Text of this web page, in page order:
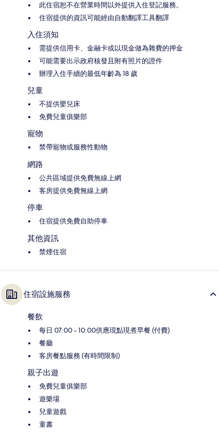
此住宿恕不在營業時間以外提供入住登記服務。
住宿提供的資訊可能經由自動翻譯工具翻譯
入住須知
需提供信用卡、金融卡或以現金做為雜費的押金
可能需要出示政府核發且附有照片的證件
辦理入住手續的最低年齡為 18 歲
兒童
不提供嬰兒床
免費兒童俱樂部
寵物
禁帶寵物或服務性動物
網路
公共區域提供免費無線上網
客房提供免費無線上網
停車
住宿提供免費自助停車
其他資訊
禁煙住宿
住宿設施服務
餐飲
每日 07:00 - 10:00供應現點現煮早餐 (付費)
餐廳
客房餐點服務 (有時間限制)
親子出遊
免費兒童俱樂部
遊樂場
兒童遊戲
童書